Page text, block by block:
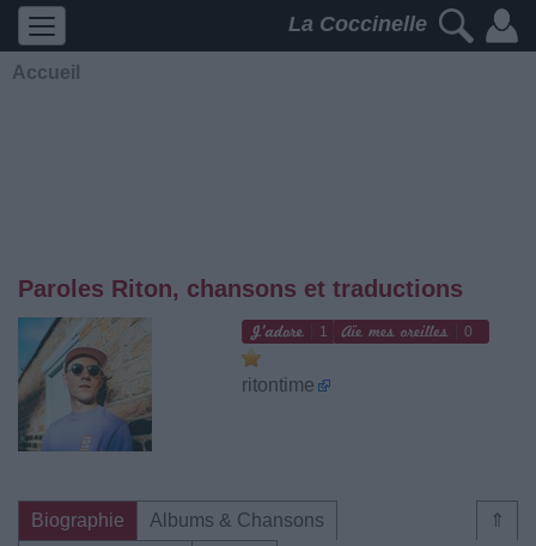
La Coccinelle
Accueil
Paroles Riton, chansons et traductions
1 0
ritontime
⇑
Biographie
Albums & Chansons